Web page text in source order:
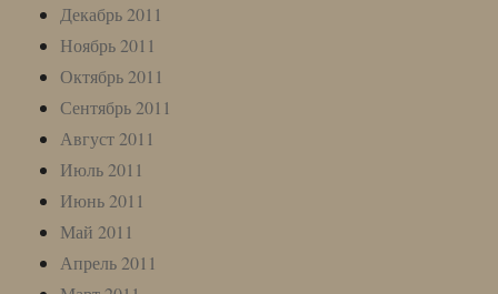
Декабрь 2011
Ноябрь 2011
Октябрь 2011
Сентябрь 2011
Август 2011
Июль 2011
Июнь 2011
Май 2011
Апрель 2011